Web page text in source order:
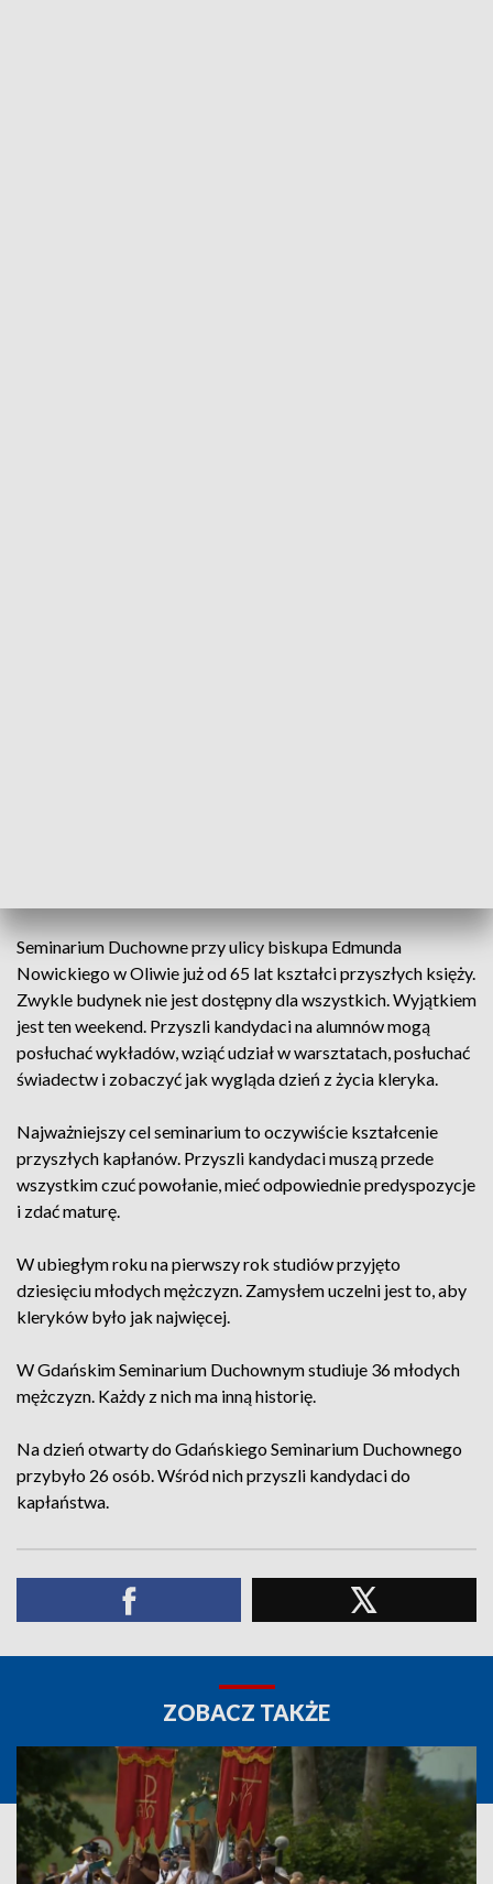
Seminarium Duchowne przy ulicy biskupa Edmunda
Nowickiego w Oliwie już od 65 lat kształci przyszłych księży.
Zwykle budynek nie jest dostępny dla wszystkich. Wyjątkiem
jest ten weekend. Przyszli kandydaci na alumnów mogą
posłuchać wykładów, wziąć udział w warsztatach, posłuchać
świadectw i zobaczyć jak wygląda dzień z życia kleryka.
Najważniejszy cel seminarium to oczywiście kształcenie
przyszłych kapłanów. Przyszli kandydaci muszą przede
wszystkim czuć powołanie, mieć odpowiednie predyspozycje
i zdać maturę.
W ubiegłym roku na pierwszy rok studiów przyjęto
dziesięciu młodych mężczyzn. Zamysłem uczelni jest to, aby
kleryków było jak najwięcej.
W Gdańskim Seminarium Duchownym studiuje 36 młodych
mężczyzn. Każdy z nich ma inną historię.
Na dzień otwarty do Gdańskiego Seminarium Duchownego
przybyło 26 osób. Wśród nich przyszli kandydaci do
kapłaństwa.
ZOBACZ TAKŻE